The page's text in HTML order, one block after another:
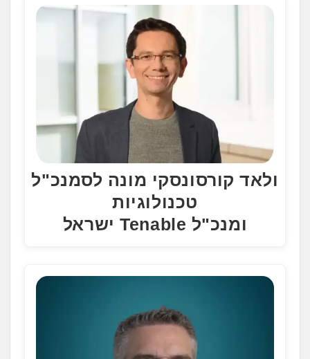
ולאד קורסונסקי מונה לסמנכ"ל
טכנולוגיות
ומנכ"ל Tenable ישראל